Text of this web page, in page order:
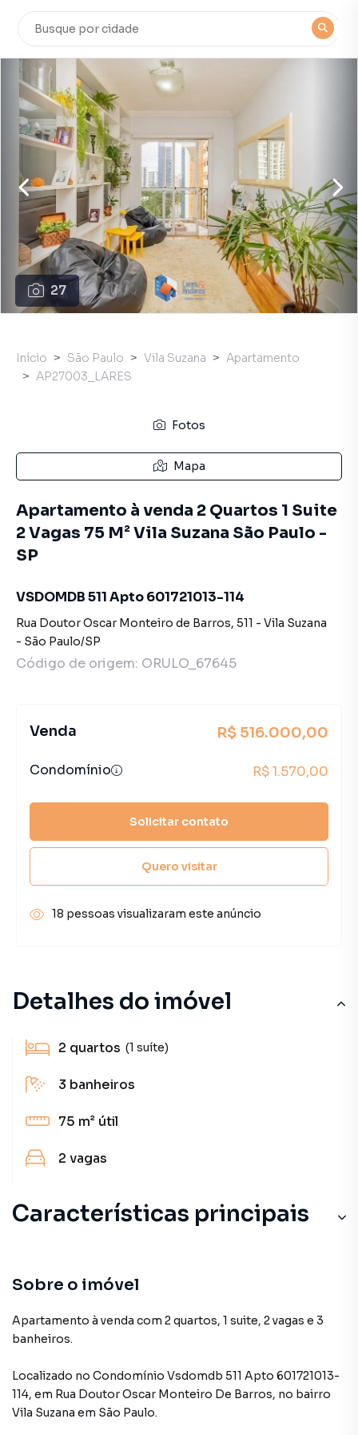
27
Detalhes do imóvel
2 quartos (1 suíte)
3 banheiros
75 m² útil
2 vagas
Características principais
Sobre o imóvel
Apartamento à venda com 2 quartos, 1 suite, 2 vagas e 3
banheiros.
Localizado no Condomínio Vsdomdb 511 Apto 601721013-
114, em Rua Doutor Oscar Monteiro De Barros, no bairro
Vila Suzana em São Paulo.
Início São Paulo Vila Suzana
Apartamento
AP27003_LARES
Fotos
Mapa
Apartamento à venda 2 Quartos 1 Suite
2 Vagas 75 M² Vila Suzana São Paulo -
SP
VSDOMDB 511 Apto 601721013-114
Rua Doutor Oscar Monteiro de Barros, 511 - Vila Suzana
- São Paulo/SP
Código de origem: ORULO_67645
Venda R$ 516.000,00
Condomínio R$ 1.570,00
Solicitar contato
Quero visitar
18 pessoas visualizaram este anúncio